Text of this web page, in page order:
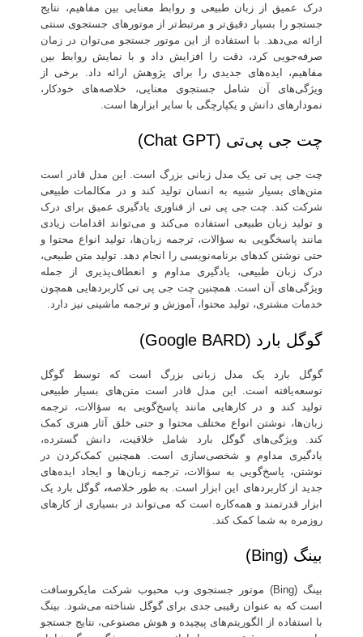
درک عمیق از زبان طبیعی و روابط معنایی بین مفاهیم، نتایج
جستجو را بسیار دقیق‌تر و مرتبط‌تر از موتورهای جستجوی سنتی
ارائه می‌دهد. با استفاده از این موتور جستجو می‌توان در زمان
صرفه‌جویی کرد، دقت را افزایش داد و با نمایش روابط بین
مفاهیم، ایده‌های جدیدی را برای پژوهش ارائه داد. برخی از
ویژگی‌های آن شامل جستجوی معنایی، خلاصه‌های خودکار،
نمودارهای دانش و یکپارچگی با سایر ابزارها است.
چت جی پی‌تی (Chat GPT)
چت جی پی تی یک مدل زبانی بزرگ است. این مدل قادر است
متن‌های بسیار شبیه به انسان تولید کند و در مکالمات طبیعی
شرکت کند. چت جی پی تی از فناوری یادگیری عمیق برای درک
و تولید زبان طبیعی استفاده می‌کند و می‌تواند اقدامات زیادی
مانند پاسخگویی به سؤالات، ترجمه زبان‌ها، تولید انواع محتوا و
حتی نوشتن کدهای برنامه‌نویسی را انجام دهد. تولید متن طبیعی،
درک زبان طبیعی، یادگیری مداوم و انعطاف‌پذیری از جمله
ویژگی‌های آن است. همچنین چت جی پی تی کاربردهایی همچون
خدمات مشتری، تولید محتوا، آموزش و ترجمه ماشینی نیز دارد.
گوگل بارد (Google BARD)
گوگل بارد یک مدل زبانی بزرگ است که توسط گوگل
توسعه‌یافته است. این مدل قادر است متن‌های بسیار طبیعی
تولید کند و در کارهایی مانند پاسخ‌گویی به سؤالات، ترجمه
زبان‌ها، نوشتن انواع مختلف محتوا و حتی خلق آثار هنری کمک
کند. ویژگی‌های گوگل بارد شامل خلاقیت، دانش گسترده،
یادگیری مداوم و شخصی‌سازی است. همچنین کمک‌کردن در
نوشتن، پاسخ‌گویی به سؤالات، ترجمه زبان‌ها و ایجاد ایده‌های
جدید از کاربردهای این ابزار است. به طور خلاصه، گوگل بارد یک
ابزار قدرتمند و همه‌کاره است که می‌تواند در بسیاری از کارهای
روزمره به شما کمک کند.
بینگ (Bing)
بینگ (Bing) موتور جستجوی وب محبوب شرکت مایکروسافت
است که به عنوان رقیبی جدی برای گوگل شناخته می‌شود. بینگ
با استفاده از الگوریتم‌های پیچیده و هوش مصنوعی، نتایج جستجو